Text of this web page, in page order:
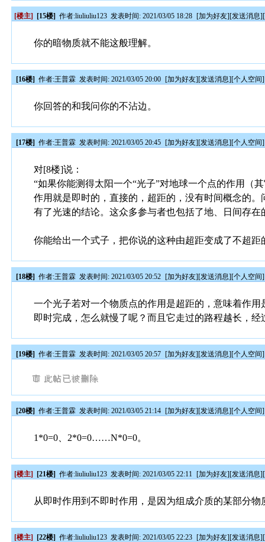
[楼主] [15楼] 作者:liuliuliu123 发表时间: 2021/03/05 18:28 [加为好友][发送消息][
你的暗物质就不能这般理解。
[16楼] 作者:王普霖 发表时间: 2021/03/05 20:00 [加为好友][发送消息][个人空间]
你回答的和我问你的不沾边。
[17楼] 作者:王普霖 发表时间: 2021/03/05 20:45 [加为好友][发送消息][个人空间]
对[8楼]说：
“如果你能测得太阳一个“光子”对地球一个点的作用（
作用就是即时的，直接的，超距的，没有时间概念的
有了光速的结论。这众多参与者也包括了地、日间存在
你能给出一个式子，把你说的这种由超距变成了不超距
[18楼] 作者:王普霖 发表时间: 2021/03/05 20:52 [加为好友][发送消息][个人空间]
一个光子若对一个物质点的作用是超距的，意味着作
即时完成，怎么就慢了呢？而且它走过的路程越长，
[19楼] 作者:王普霖 发表时间: 2021/03/05 20:57 [加为好友][发送消息][个人空间]
[20楼] 作者:王普霖 发表时间: 2021/03/05 21:14 [加为好友][发送消息][个人空间]
1*0=0、2*0=0……N*0=0。
[楼主] [21楼] 作者:liuliuliu123 发表时间: 2021/03/05 22:11 [加为好友][发送消息][
从即时作用到不即时作用，是因为组成介质的某部分
[楼主] [22楼] 作者:liuliuliu123 发表时间: 2021/03/05 22:23 [加为好友][发送消息][